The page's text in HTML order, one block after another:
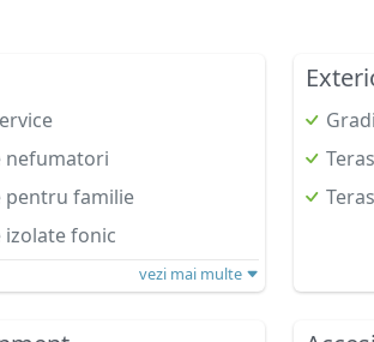
nefumatori
pentru familie
izolate fonic
vezi mai multe